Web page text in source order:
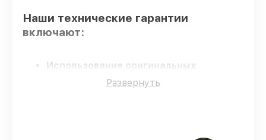
Наши технические гарантии
включают:
Использование оригинальных
– гарантируем только
подлинные детали для мясорубок.
–
Развернуть